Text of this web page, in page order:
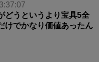
どうというより宝具5全
けでかなり価値あったん